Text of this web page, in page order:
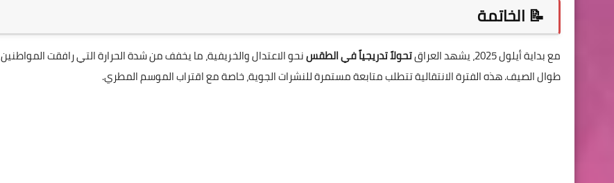
📝 الخاتمة
مع بداية أيلول 2025، يشهد العراق تحولاً تدريجياً في الطقسنحو الاعتدال والخريفية، ما يخفف من شدة الحرارة التي رافقت المواطنين
طوال الصيف. هذه الفترة الانتقالية تتطلب متابعة مستمرة للنشرات الجوية، خاصة مع اقتراب الموسم المطري.